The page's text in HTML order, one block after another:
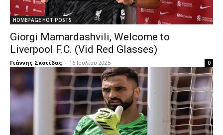
HOMEPAGE HOT POSTS
Giorgi Mamardashvili, Welcome to
Liverpool F.C. (Vid Red Glasses)
Γιάννης Σκοτίδας - 16 Ιουλίου 2025 0